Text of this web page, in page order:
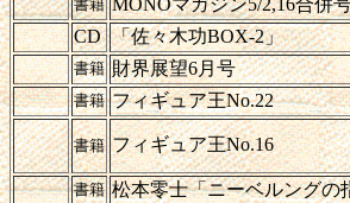
書籍 MONOマガジン5/2,16合併
CD 「佐々木功BOX-2」
書籍 財界展望6月号
書籍 フィギュア王No.22
書籍 フィギュア王No.16
書籍 松本零士「ニーベルングの